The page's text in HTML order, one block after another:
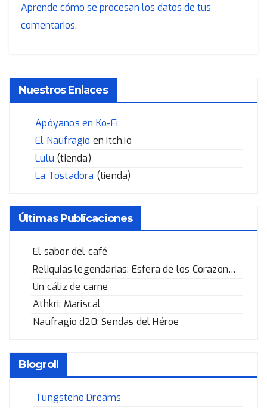
Aprende cómo se procesan los datos de tus
comentarios.
Nuestros Enlaces
Apóyanos en Ko-Fi
El Naufragio en itch.io
Lulu (tienda)
La Tostadora (tienda)
Últimas Publicaciones
El sabor del café
Reliquias legendarias: Esfera de los Corazones Rotos
Un cáliz de carne
Athkri: Mariscal
Naufragio d20: Sendas del Héroe
Blogroll
Tungsteno Dreams